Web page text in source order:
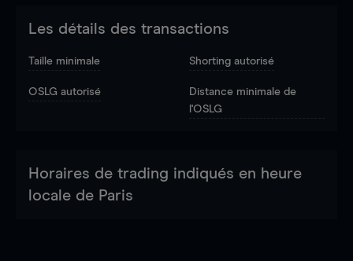
Les détails des transactions
Taille minimale Shorting autorisé
OSLG autorisé
Distance minimale de
l'OSLG
Horaires de trading indiqués en heure
locale de Paris